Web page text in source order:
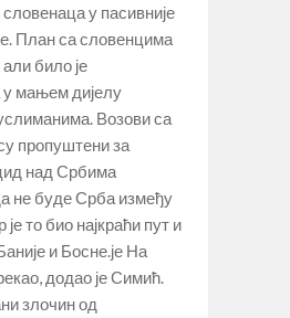
у пасивније
План са словенцима
било је
мањем дијелу
Возови са
пропуштени за
над Србима
не буде Срба између
је то био најкраћи пут и
и Босне.је На
додао је Симић.
злочин од